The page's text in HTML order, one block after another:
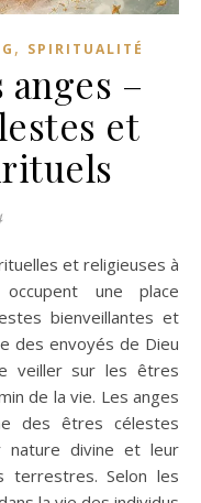
, SPIRITUALITÉ
–
et
une place
bienveillantes et
des envoyés de Dieu
veiller sur les êtres
de la vie. Les anges
des êtres célestes
nature divine et leur
terrestres. Selon les